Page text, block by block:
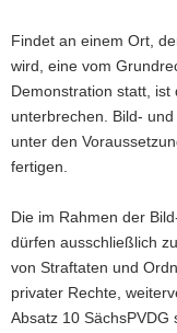
Findet an einem Ort,
wird, eine vom
Demonstration statt,
unterbrechen. Bild-
unter den
fertigen.
Die im Rahmen der
dürfen ausschließlich
von Straftaten und
privater Rechte,
Absatz 10